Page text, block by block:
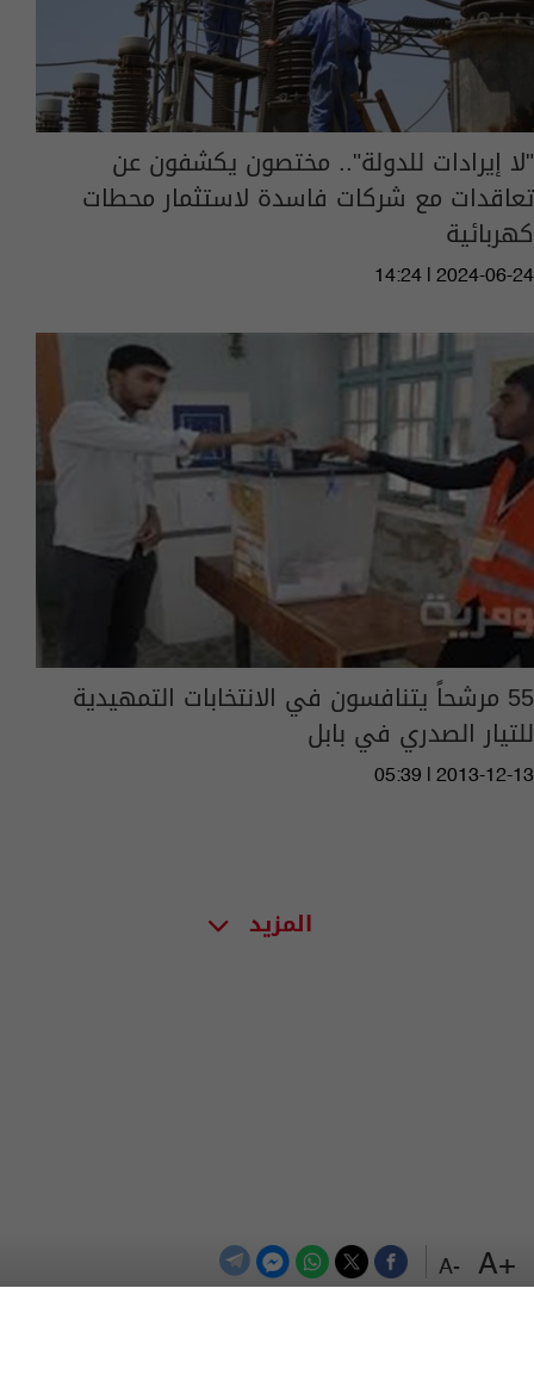
+A
-A
"لا إيرادات للدولة".. مختصون يكشفون عن
تعاقدات مع شركات فاسدة لاستثمار محطات
كهربائية
14:24 | 2024-06-24
55 مرشحاً يتنافسون في الانتخابات التمهيدية
للتيار الصدري في بابل
05:39 | 2013-12-13
المزيد